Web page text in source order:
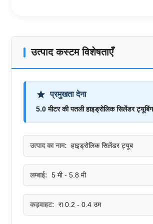
उत्पाद कस्टम विशेषताएँ
प्रमुखता देना
5.0 मीटर की पतली हाइड्रोलिक सिलेंडर ट्यूबिंग
उत्पाद का नाम: हाइड्रोलिक सिलेंडर ट्यूब
लम्बाई: 5 मी - 5.8 मी
कड़वाहट: रा 0.2 - 0.4 उम